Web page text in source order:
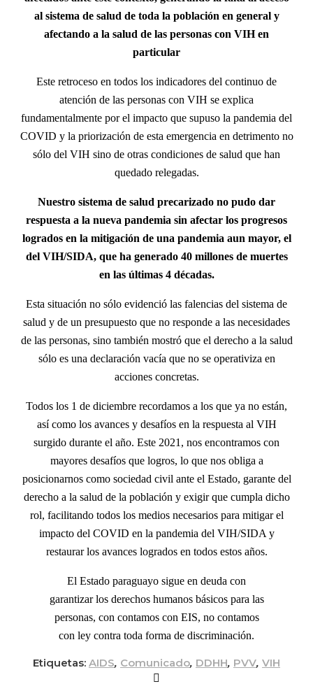
al sistema de salud de toda la población en general y
afectando a la salud de las personas con VIH en
particular
Este retroceso en todos los indicadores del continuo de
atención de las personas con VIH se explica
fundamentalmente por el impacto que supuso la pandemia del
COVID y la priorización de esta emergencia en detrimento no
sólo del VIH sino de otras condiciones de salud que han
quedado relegadas.
Nuestro sistema de salud precarizado no pudo dar
respuesta a la nueva pandemia sin afectar los progresos
logrados en la mitigación de una pandemia aun mayor, el
del VIH/SIDA, que ha generado 40 millones de muertes
en las últimas 4 décadas.
Esta situación no sólo evidenció las falencias del sistema de
salud y de un presupuesto que no responde a las necesidades
de las personas, sino también mostró que el derecho a la salud
sólo es una declaración vacía que no se operativiza en
acciones concretas.
Todos los 1 de diciembre recordamos a los que ya no están,
así como los avances y desafíos en la respuesta al VIH
surgido durante el año. Este 2021, nos encontramos con
mayores desafíos que logros, lo que nos obliga a
posicionarnos como sociedad civil ante el Estado, garante del
derecho a la salud de la población y exigir que cumpla dicho
rol, facilitando todos los medios necesarios para mitigar el
impacto del COVID en la pandemia del VIH/SIDA y
restaurar los avances logrados en todos estos años.
El Estado paraguayo sigue en deuda con
garantizar los derechos humanos básicos para las
personas, con contamos con EIS, no contamos
con ley contra toda forma de discriminación.
Etiquetas: AIDS, Comunicado, DDHH, PVV, VIH